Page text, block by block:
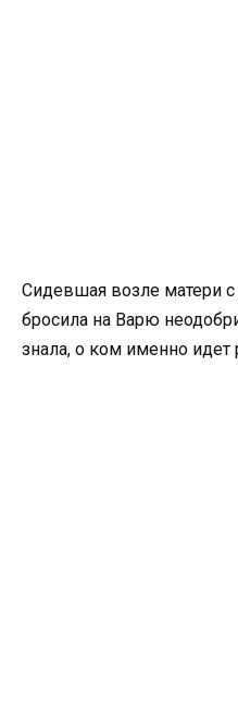
Сидевшая возле матери
бросила на Варю
знала, о ком именно идет